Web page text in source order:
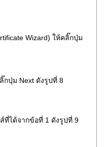
Wizard) ให้คลิ๊กปุ่ม
กปุ่ม Next ดังรูปที่ 8
ที่ได้จากข้อที่ 1 ดังรูปที่ 9